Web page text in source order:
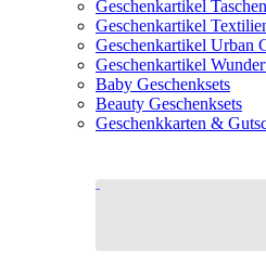
Geschenkartikel
Geschenkartikel
Geschenkartikel Urban
Geschenkartikel
Baby Geschenksets
Beauty Geschenksets
Geschenkkarten &